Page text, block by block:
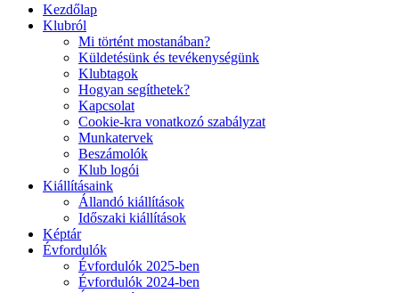
Kezdőlap
Klubról
Mi történt mostanában?
Küldetésünk és tevékenységünk
Klubtagok
Hogyan segíthetek?
Kapcsolat
Cookie-kra vonatkozó szabályzat
Munkatervek
Beszámolók
Klub logói
Kiállításaink
Állandó kiállítások
Időszaki kiállítások
Képtár
Évfordulók
Évfordulók 2025-ben
Évfordulók 2024-ben